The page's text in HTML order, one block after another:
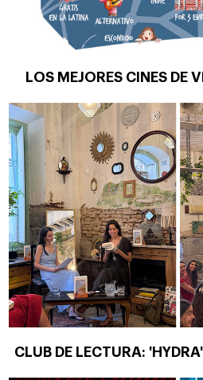
LOS MEJORES CINES DE
CLUB DE LECTURA: